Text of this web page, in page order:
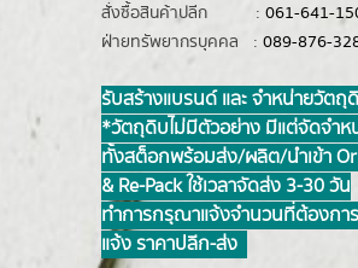
สั่งซื้อสินค้าปลีก : 061-641-
ฝ่ายทรัพยากรบุคคล : 089-876-
รับสร้างแบรนด์ และ จำหน่ายวัตถุ
*วัตถุดิบไม่มีตัวอย่าง มีแต่จัดจำห
ทั้งสต็อกพร้อมส่ง/ผลิต/นำเข้า
& Re-Pack ใช้เวลาจัดส่ง 3-30 วัน
ทำการ กรุณาแจ้งจำนวนที่ต้องกา
แจ้ง ราคาปลีก-ส่ง